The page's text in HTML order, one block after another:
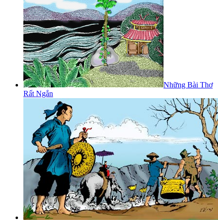
Những Bài Thơ
Rất Ngắn